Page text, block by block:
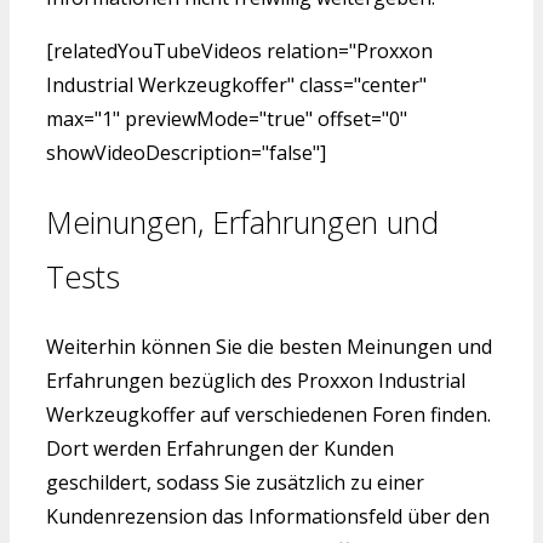
[relatedYouTubeVideos relation="Proxxon
Industrial Werkzeugkoffer" class="center"
max="1" previewMode="true" offset="0"
showVideoDescription="false"]
Meinungen, Erfahrungen und
Tests
Weiterhin können Sie die besten Meinungen und
Erfahrungen bezüglich des Proxxon Industrial
Werkzeugkoffer auf verschiedenen Foren finden.
Dort werden Erfahrungen der Kunden
geschildert, sodass Sie zusätzlich zu einer
Kundenrezension das Informationsfeld über den